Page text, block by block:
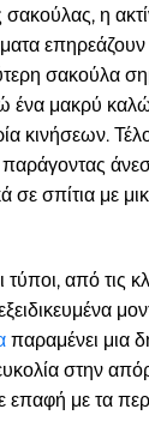
η
σακούλα
ένα μακρύ
κινήσεων.
παράγοντας
σε σπίτια με
από τις
παραμένει μια
στην
επαφή με τα